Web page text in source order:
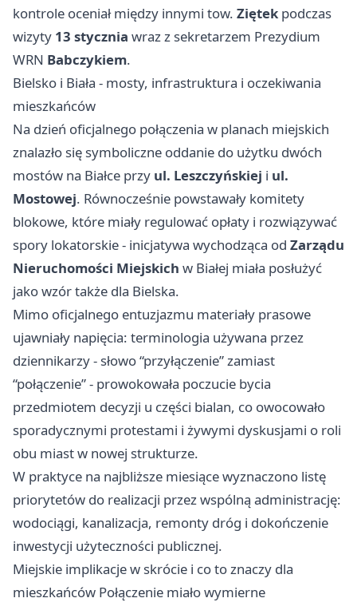
kontrole oceniał między innymi tow. Ziętek podczas
wizyty 13 stycznia wraz z sekretarzem Prezydium
WRN Babczykiem.
Bielsko i Biała - mosty, infrastruktura i oczekiwania
mieszkańców
Na dzień oficjalnego połączenia w planach miejskich
znalazło się symboliczne oddanie do użytku dwóch
mostów na Białce przy ul. Leszczyńskiej i ul.
Mostowej. Równocześnie powstawały komitety
blokowe, które miały regulować opłaty i rozwiązywać
spory lokatorskie - inicjatywa wychodząca od Zarządu
Nieruchomości Miejskich w Białej miała posłużyć
jako wzór także dla Bielska.
Mimo oficjalnego entuzjazmu materiały prasowe
ujawniały napięcia: terminologia używana przez
dziennikarzy - słowo “przyłączenie” zamiast
“połączenie” - prowokowała poczucie bycia
przedmiotem decyzji u części bialan, co owocowało
sporadycznymi protestami i żywymi dyskusjami o roli
obu miast w nowej strukturze.
W praktyce na najbliższe miesiące wyznaczono listę
priorytetów do realizacji przez wspólną administrację:
wodociągi, kanalizacja, remonty dróg i dokończenie
inwestycji użyteczności publicznej.
Miejskie implikacje w skrócie i co to znaczy dla
mieszkańców Połączenie miało wymierne